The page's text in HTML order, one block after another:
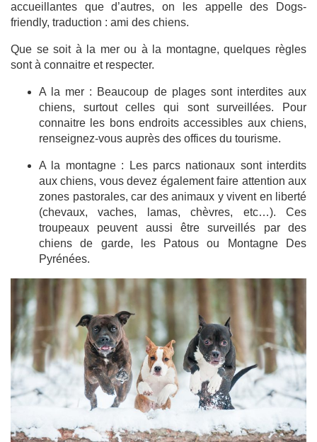
accueillantes que d’autres, on les appelle des Dogs-
friendly, traduction : ami des chiens.
Que se soit à la mer ou à la montagne, quelques règles
sont à connaitre et respecter.
A la mer : Beaucoup de plages sont interdites aux
chiens, surtout celles qui sont surveillées. Pour
connaitre les bons endroits accessibles aux chiens,
renseignez-vous auprès des offices du tourisme.
A la montagne : Les parcs nationaux sont interdits
aux chiens, vous devez également faire attention aux
zones pastorales, car des animaux y vivent en liberté
(chevaux, vaches, lamas, chèvres, etc…). Ces
troupeaux peuvent aussi être surveillés par des
chiens de garde, les Patous ou Montagne Des
Pyrénées.